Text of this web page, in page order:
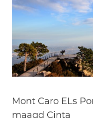
Mont Caro ELs
maagd Cinta